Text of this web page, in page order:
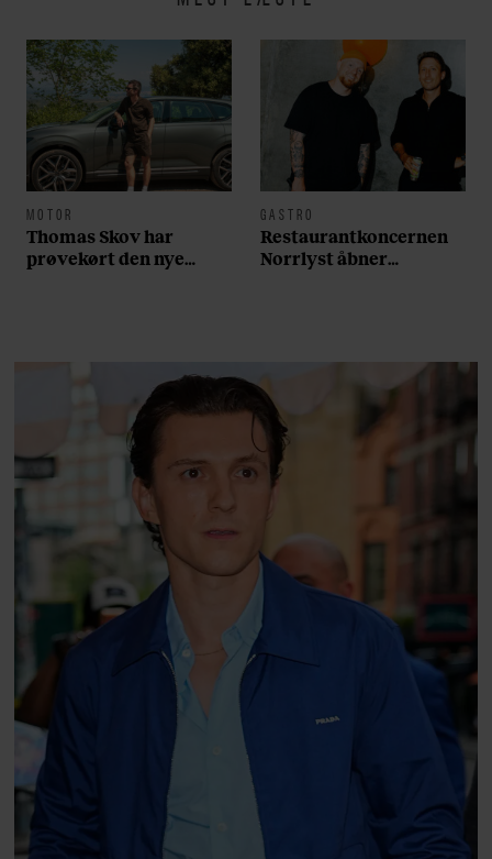
MOTOR
Thomas Skov har
prøvekørt den nye
GASTRO
Restaurantkoncernen
Norrlyst åbner